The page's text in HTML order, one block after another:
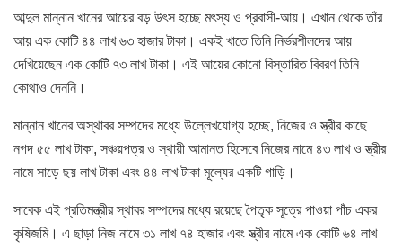
আব্দুল মান্নান খানের আয়ের বড় উৎস হচ্ছে মৎস্য ও প্রবাসী-আয়। এখান থেকে তাঁর
আয় এক কোটি ৪৪ লাখ ৬৩ হাজার টাকা। একই খাতে তিনি নির্ভরশীলদের আয়
দেখিয়েছেন এক কোটি ৭৩ লাখ টাকা। এই আয়ের কোনো বিস্তারিত বিবরণ তিনি
কোথাও দেননি।
মান্নান খানের অস্থাবর সম্পদের মধ্যে উল্লেখযোগ্য হচ্ছে, নিজের ও স্ত্রীর কাছে
নগদ ৫৫ লাখ টাকা, সঞ্চয়পত্র ও স্থায়ী আমানত হিসেবে নিজের নামে ৪৩ লাখ ও স্ত্রীর
নামে সাড়ে ছয় লাখ টাকা এবং ৪৪ লাখ টাকা মূল্যের একটি গাড়ি।
সাবেক এই প্রতিমন্ত্রীর স্থাবর সম্পদের মধ্যে রয়েছে পৈতৃক সূত্রে পাওয়া পাঁচ একর
কৃষিজমি। এ ছাড়া নিজ নামে ৩১ লাখ ৭৪ হাজার এবং স্ত্রীর নামে এক কোটি ৬৪ লাখ